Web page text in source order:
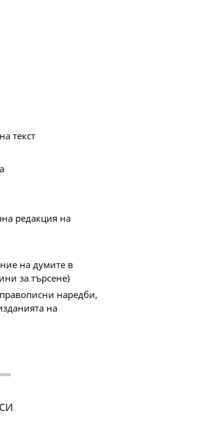
текст
редакция на
на думите в
за търсене)
наредби,
на